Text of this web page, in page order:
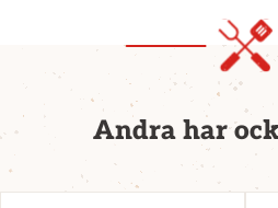
Andra har